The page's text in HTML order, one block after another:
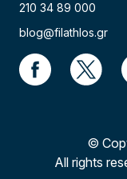
210 34 89 000
blog@filathlos.gr
©
All rights